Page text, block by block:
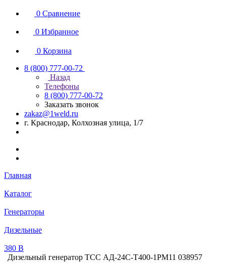
0 Сравнение
0 Избранное
0 Корзина
8 (800) 777-00-72
Назад
Телефоны
8 (800) 777-00-72
Заказать звонок
zakaz@1weld.ru
г. Краснодар, Колхозная улица, 1/7
Главная
Каталог
Генераторы
Дизельные
380 В
Дизельный генератор ТСС АД-24С-Т400-1РМ11 038957